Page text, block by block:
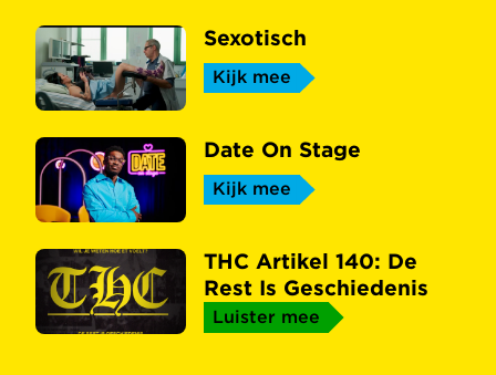
Sexotisch
Kijk mee
Date On Stage
Kijk mee
THC Artikel 140: De
Rest Is Geschiedenis
Luister mee